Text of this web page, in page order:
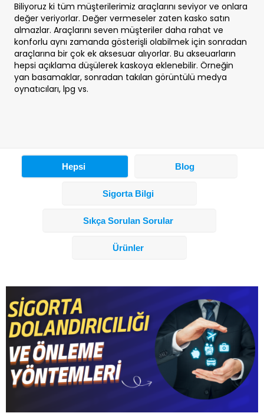
Biliyoruz ki tüm müşterilerimiz araçlarını seviyor ve onlara
değer veriyorlar. Değer vermeseler zaten kasko satın
almazlar. Araçlarını seven müşteriler daha rahat ve
konforlu aynı zamanda gösterişli olabilmek için sonradan
araçlarına bir çok ek aksesuar alıyorlar. Bu akseuarların
hepsi açıklama düşülerek kaskoya eklenebilir. Örneğin
yan basamaklar, sonradan takılan görüntülü medya
oynatıcıları, lpg vs.
Hepsi Blog
Sigorta Bilgi
Sıkça Sorulan Sorular
Ürünler